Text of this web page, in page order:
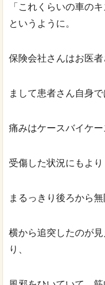
「これくらいの車の
というように。
保険会社さんはお医者
まして患者さん自身で
痛みはケースバイケ
受傷した状況にもより
まるっきり後ろから
横から追突したのが
り、